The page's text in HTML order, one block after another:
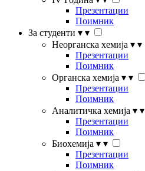
Презентации
Поимник
За студенти ▾ ▾
Неорганска хемија ▾ ▾
Презентации
Поимник
Органска хемија ▾ ▾
Презентации
Поимник
Аналитичка хемија ▾ ▾
Презентации
Поимник
Биохемија ▾ ▾
Презентации
Поимник